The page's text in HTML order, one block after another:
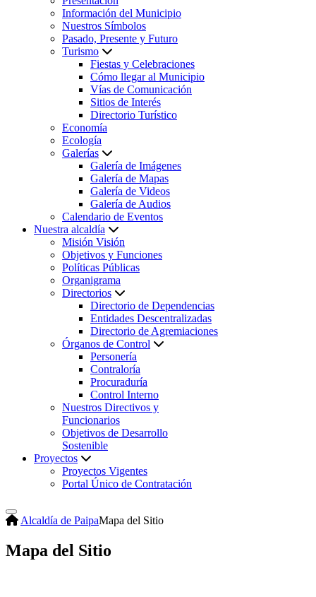
Información del Municipio
Nuestros Símbolos
Pasado, Presente y Futuro
Turismo
Fiestas y Celebraciones
Cómo llegar al Municipio
Vías de Comunicación
Sitios de Interés
Directorio Turístico
Economía
Ecología
Galerías
Galería de Imágenes
Galería de Mapas
Galería de Videos
Galería de Audios
Calendario de Eventos
Nuestra alcaldía
Misión Visión
Objetivos y Funciones
Políticas Públicas
Organigrama
Directorios
Directorio de Dependencias
Entidades Descentralizadas
Directorio de Agremiaciones
Órganos de Control
Personería
Contraloría
Procuraduría
Control Interno
Nuestros Directivos y
Funcionarios
Objetivos de Desarrollo
Sostenible
Proyectos
Proyectos Vigentes
Portal Único de Contratación
Alcaldía de PaipaMapa del Sitio
Mapa del Sitio